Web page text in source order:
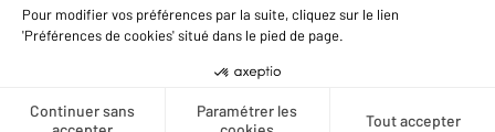
Données personnelles
Gestionnaire des cookies